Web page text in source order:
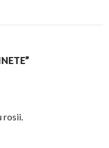
rosii.